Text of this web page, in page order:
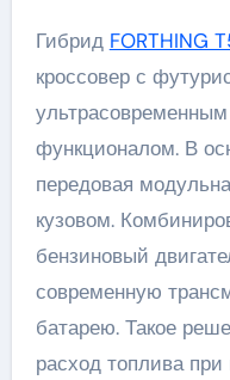
Гибрид FORTHING
кроссовер с
функционалом. В
передовая
кузовом.
бензиновый
современную
батарею. Такое
расход топлива